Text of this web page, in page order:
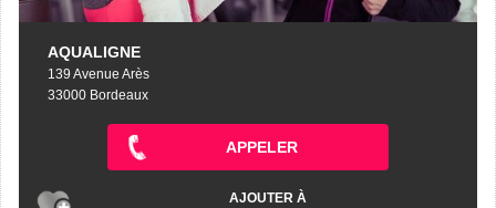
AQUALIGNE
139 Avenue Arès
33000 Bordeaux
APPELER
AJOUTER À